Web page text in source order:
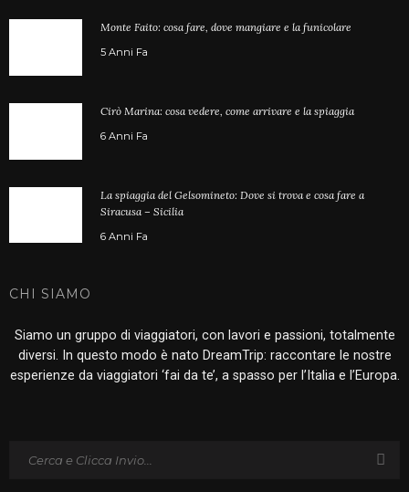
Monte Faito: cosa fare, dove mangiare e la funicolare
5 Anni Fa
Cirò Marina: cosa vedere, come arrivare e la spiaggia
6 Anni Fa
La spiaggia del Gelsomineto: Dove si trova e cosa fare a
Siracusa – Sicilia
6 Anni Fa
CHI SIAMO
Siamo un gruppo di viaggiatori, con lavori e passioni, totalmente
diversi. In questo modo è nato DreamTrip: raccontare le nostre
esperienze da viaggiatori ‘fai da te’, a spasso per l’Italia e l’Europa.